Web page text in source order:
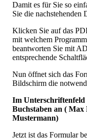
Damit es für Sie so
Sie die nachstehenden
Klicken Sie auf das
mit welchem
beantworten Sie mit
entsprechende
Nun öffnet sich das
Bildschirm die
Im Unterschriftenfeld
Buchstaben an (
Mustermann)
Jetzt ist das Formular